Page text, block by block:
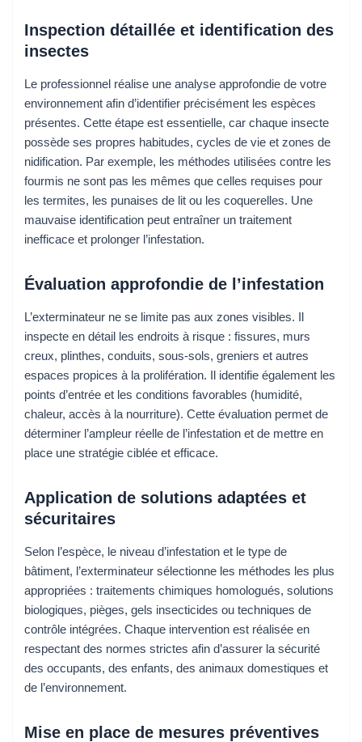
Inspection détaillée et identification des
insectes
Le professionnel réalise une analyse approfondie de votre
environnement afin d’identifier précisément les espèces
présentes. Cette étape est essentielle, car chaque insecte
possède ses propres habitudes, cycles de vie et zones de
nidification. Par exemple, les méthodes utilisées contre les
fourmis ne sont pas les mêmes que celles requises pour
les termites, les punaises de lit ou les coquerelles. Une
mauvaise identification peut entraîner un traitement
inefficace et prolonger l’infestation.
Évaluation approfondie de l’infestation
L’exterminateur ne se limite pas aux zones visibles. Il
inspecte en détail les endroits à risque : fissures, murs
creux, plinthes, conduits, sous-sols, greniers et autres
espaces propices à la prolifération. Il identifie également les
points d’entrée et les conditions favorables (humidité,
chaleur, accès à la nourriture). Cette évaluation permet de
déterminer l’ampleur réelle de l’infestation et de mettre en
place une stratégie ciblée et efficace.
Application de solutions adaptées et
sécuritaires
Selon l’espèce, le niveau d’infestation et le type de
bâtiment, l’exterminateur sélectionne les méthodes les plus
appropriées : traitements chimiques homologués, solutions
biologiques, pièges, gels insecticides ou techniques de
contrôle intégrées. Chaque intervention est réalisée en
respectant des normes strictes afin d’assurer la sécurité
des occupants, des enfants, des animaux domestiques et
de l’environnement.
Mise en place de mesures préventives